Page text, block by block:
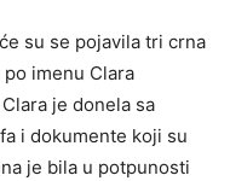
su se pojavila tri crna
imenu Clara
je donela sa
i dokumente koji su
je bila u potpunosti